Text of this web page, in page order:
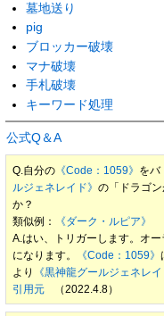
墓地送り
pig
ブロッカー破壊
マナ破壊
手札破壊
キーワード処理
公式Q＆A
Q.自分の 《Code：1059》 をバ
ルジェネレイド》の「ドラゴ
か？
類似例：
《ダーク・ルピア》
A.はい、トリガーします。オ
になります。
《Code：1059》
より
《黒神龍グールジェネレ
引用元
（2022.4.8）